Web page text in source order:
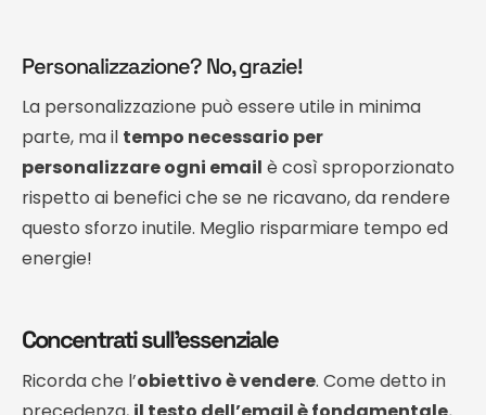
Personalizzazione? No, grazie!
La personalizzazione può essere utile in minima
parte, ma il tempo necessario per
personalizzare ogni email è così sproporzionato
rispetto ai benefici che se ne ricavano, da rendere
questo sforzo inutile. Meglio risparmiare tempo ed
energie!
Concentrati sull’essenziale
Ricorda che l’obiettivo è vendere. Come detto in